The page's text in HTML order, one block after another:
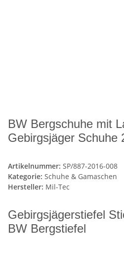
BW Bergschuhe mit
Gebirgsjäger Schuhe
Artikelnummer: SP/887-2016-008
Kategorie: Schuhe & Gamaschen
Hersteller: Mil-Tec
Gebirgsjägerstiefel
BW Bergstiefel